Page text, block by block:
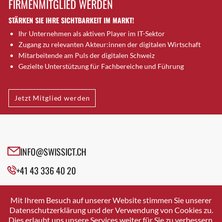
Brütten
Bubendorf
Bubikon
Buchs (SG)
Burgdorf
Bülach
Cazis
Cham
Davos Platz
Davos Platz 1
Dietikon
Dietlikon
FIRMENMITGLIED WERDEN
STÄRKEN SIE IHRE SICHTBARKEIT IM MARKT!
Ihr Unternehmen als aktiven Player im IT-Sektor
Zugang zu relevanten Akteur:innen der digitalen Wirtschaft
Mitarbeitende am Puls der digitalen Schweiz
Gezielte Unterstützung für Fachbereiche und Führung
Jetzt Mitglied werden
INFO@SWISSICT.CH
+41 43 336 40 20
SWISSICT
VULKANSTRASSE 120
8048 ZURICH
Mit Ihrem Besuch auf unserer Website stimmen Sie unserer
Datenschutzerklärung und der Verwendung von Cookies zu.
Dies erlaubt uns unsere Services weiter für Sie zu verbessern.